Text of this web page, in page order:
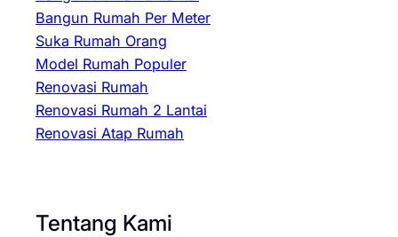
Bangun Rumah Per Meter
Suka Rumah Orang
Model Rumah Populer
Renovasi Rumah
Renovasi Rumah 2 Lantai
Renovasi Atap Rumah
Tentang Kami